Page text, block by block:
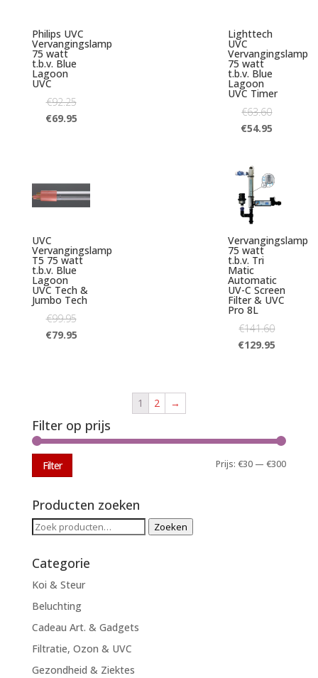
Philips UVC
Vervangingslamp
75 watt
t.b.v. Blue
Lagoon
UVC
€92.25
€69.95
Lighttech
UVC
Vervangingslamp
75 watt
t.b.v. Blue
Lagoon
UVC Timer
€63.60
€54.95
UVC
Vervangingslamp
T5 75 watt
t.b.v. Blue
Lagoon
UVC Tech &
Jumbo Tech
€99.95
€79.95
Vervangingslamp
75 watt
t.b.v. Tri
Matic
Automatic
UV-C Screen
Filter & UVC
Pro 8L
€141.60
€129.95
1 2 →
Filter op prijs
Min.
Max.
Filter Prijs:€30 —€300
Producten zoeken
Zoeken
Zoeken
Categorie
Koi & Steur
Beluchting
Cadeau Art. & Gadgets
Filtratie, Ozon & UVC
Gezondheid & Ziektes